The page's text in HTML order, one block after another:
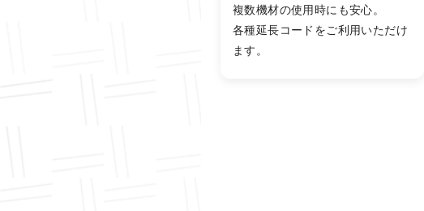
複数機材の使用時にも安心。
各種延長コードをご利用いただけ
ます。